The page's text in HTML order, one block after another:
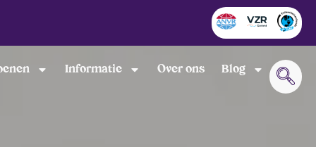
Informatie Over ons Blog